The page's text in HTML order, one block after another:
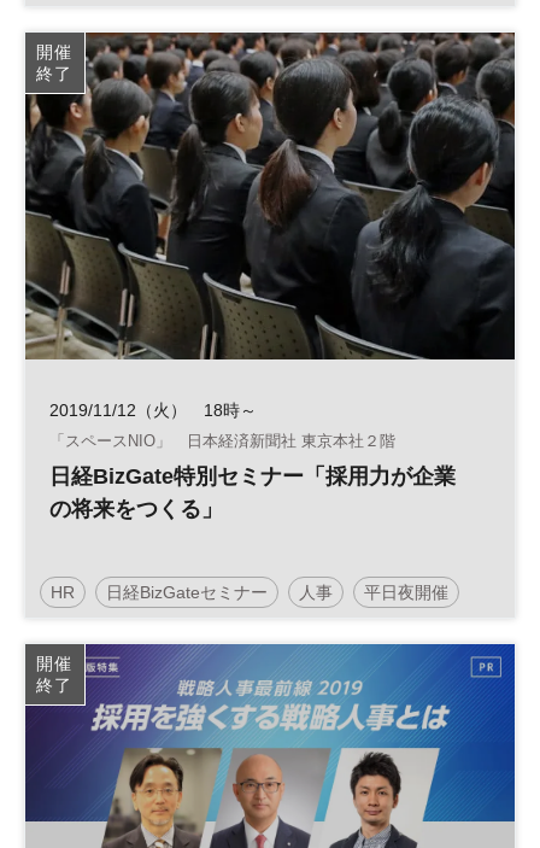
DX
参加無料
開催
終了
2019/11/12（火） 18時～
「スペースNIO」 日本経済新聞社 東京本社２階
日経BizGate特別セミナー「採用力が企業
の将来をつくる」
HR 日経BizGateセミナー 人事 平日夜開催
新卒人材
開催
終了